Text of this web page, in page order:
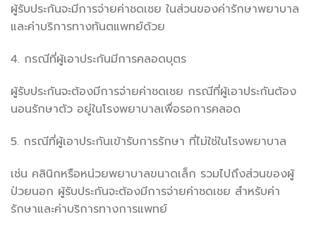
ผู้รับประกันจะมีการจ่ายค่าชดเชย ในส่วนของค่ารักษาพยาบาล
และค่าบริการทางทันตแพทย์ด้วย
4. กรณีที่ผู้เอาประกันมีการคลอดบุตร
ผู้รับประกันจะต้องมีการจ่ายค่าชดเชย กรณีที่ผู้เอาประกันต้อง
นอนรักษาตัว อยู่ในโรงพยาบาลเพื่อรอการคลอด
5. กรณีที่ผู้เอาประกันเข้ารับการรักษา ที่ไม่ใช่ในโรงพยาบาล
เช่น คลินิกหรือหน่วยพยาบาลขนาดเล็ก รวมไปถึงส่วนของผู้
ป่วยนอก ผู้รับประกันจะต้องมีการจ่ายค่าชดเชย สำหรับค่า
รักษาและค่าบริการทางการแพทย์